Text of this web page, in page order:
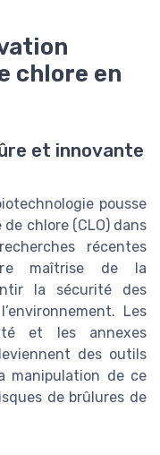
chlore en
et innovante
pousse
chlore (CLO) dans
récentes
maîtrise de la
la sécurité des
Les
et les annexes
des outils
manipulation de ce
de brûlures de